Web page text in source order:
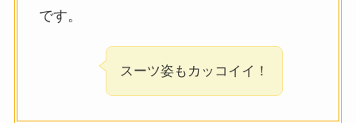
です。
スーツ姿もカッコイイ！